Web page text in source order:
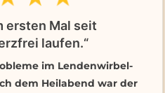
ersten Mal seit
laufen.“
im Lendenwirbel-
dem Heilabend war der